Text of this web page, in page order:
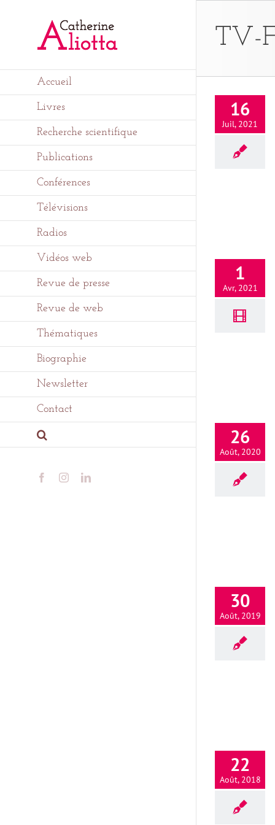
Accueil
Livres
Recherche scientifique
Publications
Conférences
Télévisions
Radios
Vidéos web
Revue de presse
Revue de web
Thématiques
Biographie
Newsletter
Contact
FacebookInstagramLinkedIn
TV-
16
Juil, 2021
1
Avr, 2021
26
Août, 2020
30
Août, 2019
22
Août, 2018